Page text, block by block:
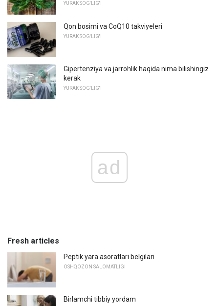
YURAK SOG'LIG'I
Qon bosimi va CoQ10 takviyeleri
YURAK SOG'LIG'I
Gipertenziya va jarrohlik haqida nima bilishingiz
kerak
YURAK SOG'LIG'I
ad
Fresh articles
Peptik yara asoratlari belgilari
OSHQOZON SALOMATLIGI
Birlamchi tibbiy yordam